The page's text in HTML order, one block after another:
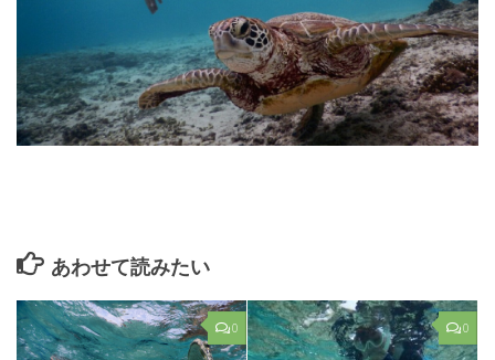
あわせて読みたい
0 0